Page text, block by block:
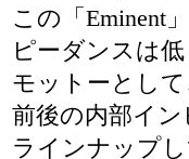
この「Eminent
ピーダンスは
モットーとし
前後の内部イ
ラインナップ